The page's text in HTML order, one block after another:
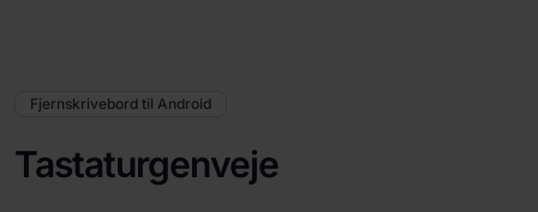
Fjernskrivebord til Android
Tastaturgenveje